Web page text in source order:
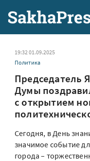
19:32 01.09.2025
Политика
Председатель
Думы
с открытием
Сегодня, в День
значимое событие
города –